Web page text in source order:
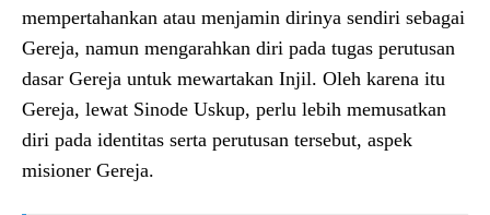
mempertahankan atau menjamin dirinya sendiri sebagai
Gereja, namun mengarahkan diri pada tugas perutusan
dasar Gereja untuk mewartakan Injil. Oleh karena itu
Gereja, lewat Sinode Uskup, perlu lebih memusatkan
diri pada identitas serta perutusan tersebut, aspek
misioner Gereja.